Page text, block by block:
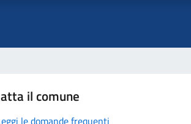
il comune
le domande frequenti